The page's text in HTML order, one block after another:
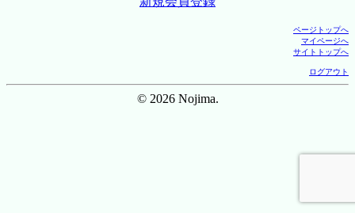
ページトップへ
マイページへ
サイトトップへ
ログアウト
© 2026 Nojima.